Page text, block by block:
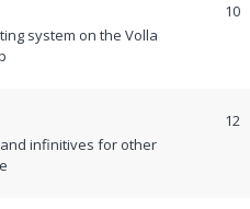
system on the Volla
10
infinitives for other
12